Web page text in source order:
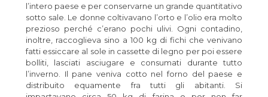
l’intero paese e per conservarne un grande quantitativo
sotto sale. Le donne coltivavano l’orto e l’olio era molto
prezioso perché c’erano pochi ulivi. Ogni contadino,
inoltre, raccoglieva sino a 100 kg di fichi che venivano
fatti essiccare al sole in cassette di legno per poi essere
bolliti, lasciati asciugare e consumati durante tutto
l’inverno. Il pane veniva cotto nel forno del paese e
distribuito equamente fra tutti gli abitanti. Si